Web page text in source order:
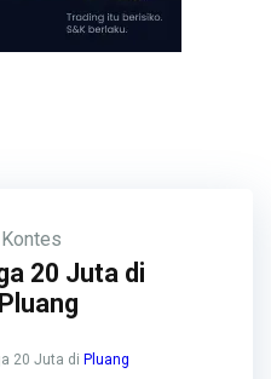
Kontes
20 Juta di
20 Juta di Pluang